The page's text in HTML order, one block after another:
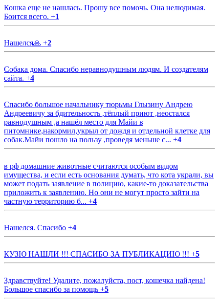
Кошка еще не нашлась. Прошу все помочь. Она нелюдимая.
Боится всего. +1
Нашелся🙏 +2
Собака дома. Спасибо неравнодушным людям. И создателям
сайта. +4
Спасибо большое начальнику тюрьмы Глызину Андрею
Андреевичу за бдительность ,тёплый приют ,неостался
равнодушным ,а нашёл место для Майи в
питомнике,накормил,укрыл от дождя и отдельной клетке для
собак.Майи пошло на пользу ,проведя меньше с... +4
в рф домашние животные считаются особым видом
имущества, и если есть основания думать, что кота украли, вы
может подать заявление в полицию, какие-то доказательства
приложить к заявлению. Но они не могут просто зайти на
частную территорию б... +4
Нашелся. Спасибо +4
КУЗЮ НАШЛИ !!! СПАСИБО ЗА ПУБЛИКАЦИЮ !!! +5
Здравствуйте! Удалите, пожалуйста, пост, кошечка найдена!
Большое спасибо за помощь +5